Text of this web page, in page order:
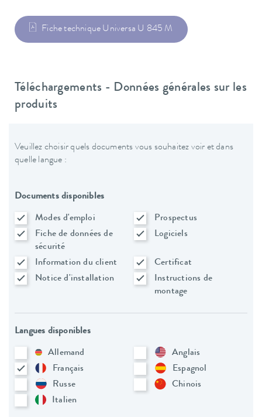
Fiche technique Universa U 845 M
Téléchargements - Données générales sur les
produits
Veuillez choisir quels documents vous souhaitez voir et dans
quelle langue :
Documents disponibles
Modes d'emploi
Prospectus
Fiche de données de
sécurité
Logiciels
Information du client
Certificat
Notice d'installation
Instructions de
montage
Langues disponibles
Allemand
Anglais
Français
Espagnol
Russe
Chinois
Italien